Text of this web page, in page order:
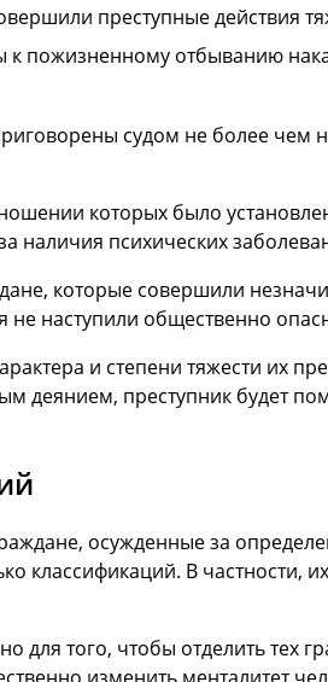
преступные действия
пожизненному отбыванию
судом не более чем
которых было
наличия психических
которые совершили
наступили общественно
и степени тяжести их
деянием, преступник будет
осужденные за
классификаций. В частности,
для того, чтобы отделить тех
изменить менталитет